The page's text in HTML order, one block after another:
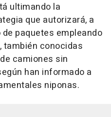
ultimando la
que autorizará, a
paquetes empleando
también conocidas
camiones sin
han informado a
niponas.